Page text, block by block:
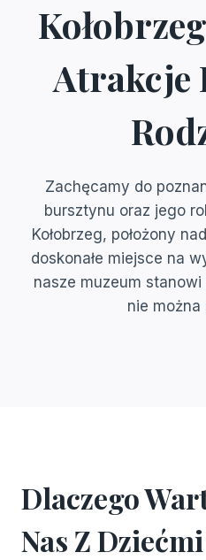
Atrakcje
Zachęcamy do
bursztynu oraz jego
Kołobrzeg, położony
doskonałe miejsce na
nasze muzeum
nie można
Dlaczego
Nas Z